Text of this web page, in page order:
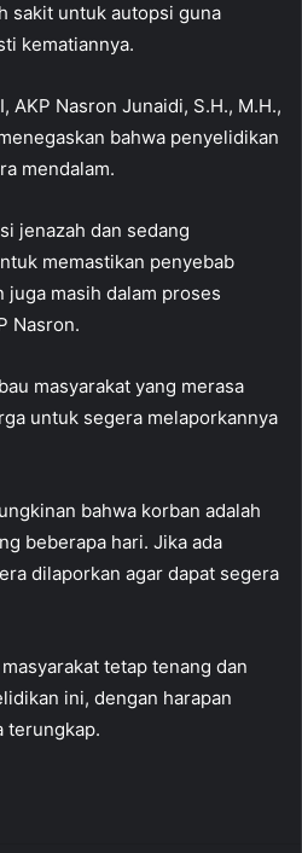
sakit untuk autopsi guna
kematiannya.
AKP Nasron Junaidi, S.H., M.H.,
bahwa penyelidikan
mendalam.
jenazah dan sedang
memastikan penyebab
juga masih dalam proses
Nasron.
masyarakat yang merasa
untuk segera melaporkannya
bahwa korban adalah
beberapa hari. Jika ada
dilaporkan agar dapat segera
tetap tenang dan
ini, dengan harapan
terungkap.